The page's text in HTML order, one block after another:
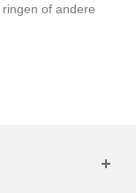
of andere